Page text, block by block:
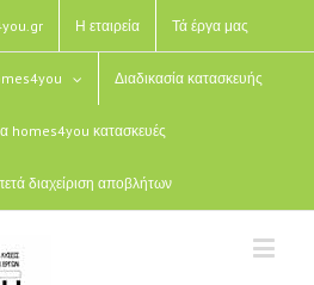
Η εταιρεία Τά έργα μας
Διαδικασία κατασκευής
homes4you κατασκευές
διαχείριση αποβλήτων